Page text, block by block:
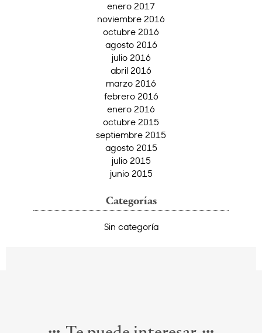
enero 2017
noviembre 2016
octubre 2016
agosto 2016
julio 2016
abril 2016
marzo 2016
febrero 2016
enero 2016
octubre 2015
septiembre 2015
agosto 2015
julio 2015
junio 2015
Categorías
Sin categoría